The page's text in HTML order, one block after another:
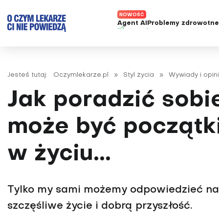
Agent AI Problemy zdrowotne
Alergie
Autyzm
Borelioza
Choroba Parkinsona
Choroby jelit
Prawa
Jesteś tutaj: Oczymlekarze.pl » Styl życia » Wywiady i
Jak poradzić
może być
w życiu...
Tylko my sami możemy odpowiedzieć
szczęśliwe życie i dobrą przyszłość.